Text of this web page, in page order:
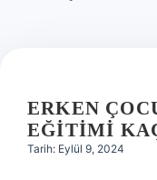
ERKEN
EĞITIMI
Tarih: Eylül 9, 2024